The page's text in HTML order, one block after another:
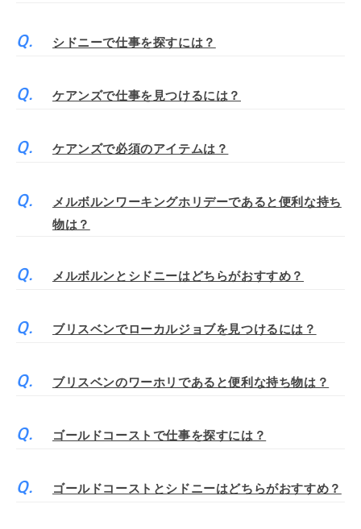
シドニーで仕事を探すには？
ケアンズで仕事を見つけるには？
ケアンズで必須のアイテムは？
メルボルンワーキングホリデーであると便利な持ち
物は？
メルボルンとシドニーはどちらがおすすめ？
ブリスベンでローカルジョブを見つけるには？
ブリスベンのワーホリであると便利な持ち物は？
ゴールドコーストで仕事を探すには？
ゴールドコーストとシドニーはどちらがおすすめ？